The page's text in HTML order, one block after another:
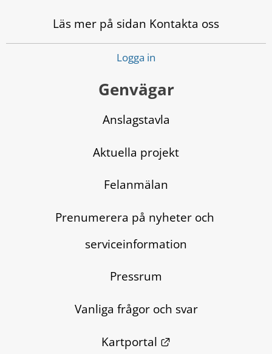
Läs mer på sidan Kontakta oss
Logga in
Genvägar
Anslagstavla
Aktuella projekt
Felanmälan
Prenumerera på nyheter och
serviceinformation
Pressrum
Vanliga frågor och svar
Kartportal
Länk till annan